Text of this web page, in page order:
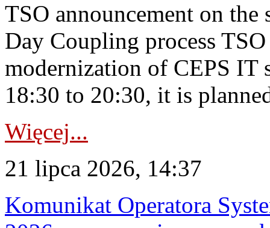
TSO announcement on
Day Coupling process
modernization of CEPS IT
18:30 to 20:30, it is
Więcej...
21 lipca 2026, 14:37
Komunikat Operatora